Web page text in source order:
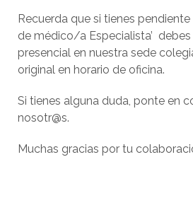
Recuerda que si tienes pendiente
de médico/a Especialista’
presencial en nuestra sede
original en horario de oficina.
Si tienes alguna duda, ponte en
nosotr@s.
Muchas gracias por tu